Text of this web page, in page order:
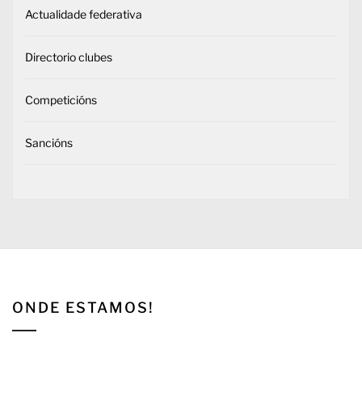
Actualidade federativa
Directorio clubes
Competicións
Sancións
ONDE ESTAMOS!